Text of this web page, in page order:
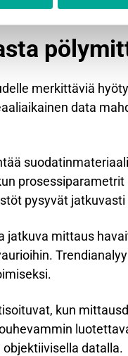
merkittäviä
data
pysyvät
jatkuva mittaus
kun
datalla.